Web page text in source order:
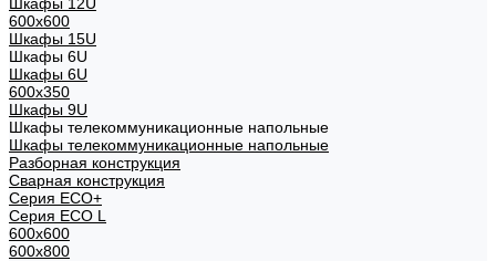
600x600
Шкафы 15U
Шкафы 6U
Шкафы 6U
600x350
Шкафы 9U
Шкафы телекоммуникационные напольные
Шкафы телекоммуникационные напольные
Разборная конструкция
Сварная конструкция
Серия ECO+
Серия ECO L
600x600
600x800